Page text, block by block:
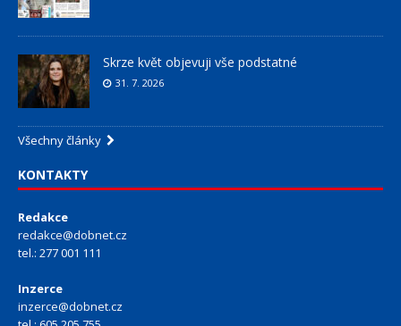
Skrze květ objevuji vše podstatné
31. 7. 2026
Všechny články
KONTAKTY
Redakce
redakce@dobnet.cz
tel.: 277 001 111
Inzerce
inzerce@dobnet.cz